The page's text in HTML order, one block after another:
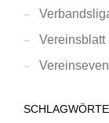
Vereinsblatt